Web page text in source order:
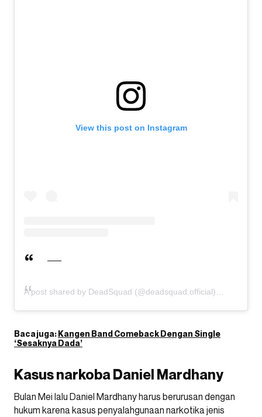
View this post on Instagram
A post shared by DeadSquad (@deadsquad.official)
Baca juga:Kangen Band Comeback Dengan Single
‘Sesaknya Dada’
Kasus narkoba Daniel Mardhany
Bulan Mei lalu Daniel Mardhany harus berurusan dengan
hukum karena kasus penyalahgunaan narkotika jenis